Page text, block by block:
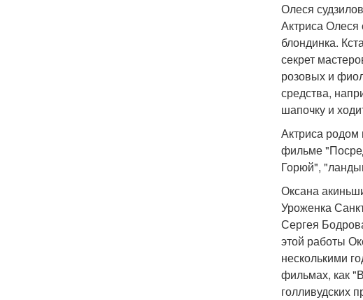
Олеся
Актриса Олеся
блондинка.
секрет
розовых и
средства,
шапочку и
Актриса родом
фильме
Горюй",
Оксана
Уроженка
Сергея
этой работы
несколькими
фильмах, как
голливудских